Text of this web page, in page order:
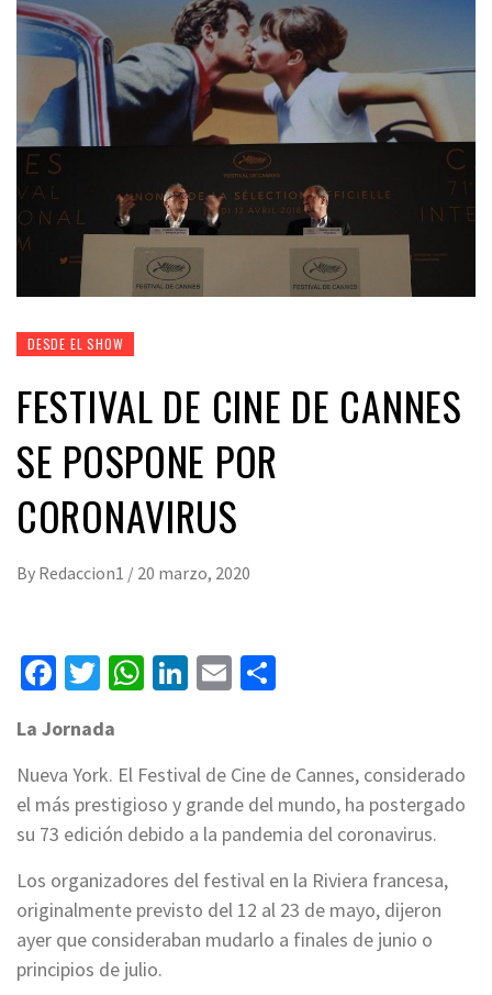
DESDE EL SHOW
FESTIVAL DE CINE DE CANNES
SE POSPONE POR
CORONAVIRUS
By Redaccion1 / 20 marzo, 2020
Facebook
Twitter
WhatsApp
LinkedIn
Email
La Jornada
Nueva York. El Festival de Cine de Cannes, considerado
el más prestigioso y grande del mundo, ha postergado
su 73 edición debido a la pandemia del coronavirus.
Los organizadores del festival en la Riviera francesa,
originalmente previsto del 12 al 23 de mayo, dijeron
ayer que consideraban mudarlo a finales de junio o
principios de julio.